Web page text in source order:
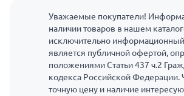
Уважаемые покупатели!
наличии товаров в нашем
исключительно информационный
является публичной офертой,
положениями Статьи 437 ч.2
кодекса Российской Федерации.
точную цену и наличие